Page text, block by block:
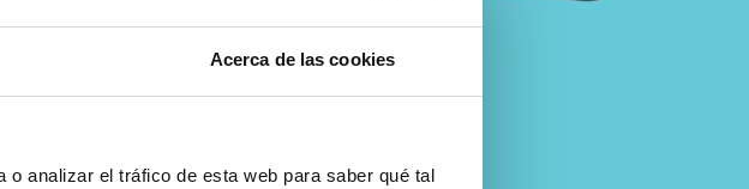
Acerca de las cookies
analizar el tráfico de esta web para saber qué tal